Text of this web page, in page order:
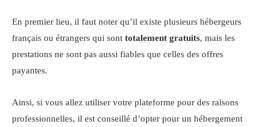
En premier lieu, il faut noter qu’il existe plusieurs hébergeurs
français ou étrangers qui sont totalement gratuits, mais les
prestations ne sont pas aussi fiables que celles des offres
payantes.
Ainsi, si vous allez utiliser votre plateforme pour des raisons
professionnelles, il est conseillé d’opter pour un hébergement